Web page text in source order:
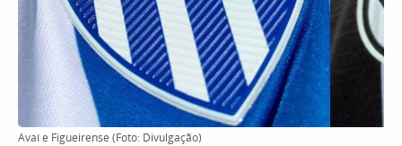
Avaí e Figueirense (Foto: Divulgação)